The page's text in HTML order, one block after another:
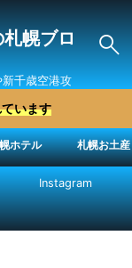
幌ブロ
千歳空港攻
索
います
ホテル 札幌お土産
Instagram